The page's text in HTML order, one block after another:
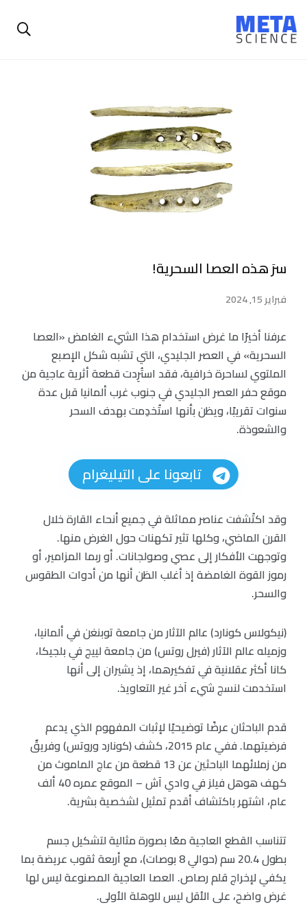
سرَ هذه العصا السحرية!
فبراير 15, 2024
عرفنا أخيرًا ما غرض استخدام هذا الشيء الغامض «العصا
السحرية» في العصر الجليدي، التي تشبه شكل الإصبع
الملتوي لساحرة خرافية، فقد استُرِدت قطعة أثرية عاجية من
موقع حفر العصر الجليدي في جنوب غرب ألمانيا قبل عدة
سنوات تقريبًا، ويظن بأنها استُخدِمت بهدف السحر
والشعوذة.
تابعونا على التيليغرام
وقد اكتُشفت عناصر مماثلة في جميع أنحاء القارة خلال
القرن الماضي، وكلها تثير تكهنات حول الغرض منها.
وتوجهت الأفكار إلى عصي وصولجانات. أو ربما المزامير، أو
رموز القوة الغامضة إذ أغلب الظن أنها من أدوات الطقوس
والسحر.
(نيكولاس كونارد) عالم الآثار من جامعة توبنغن في ألمانيا،
وزميله عالم الآثار (فيرل روتس) من جامعة لييج في بلجيكا،
كانا أكثر عقلانية في تفكيرهما، إذ يشيران إلى أنها
استخدمت لنسج شيء آخر غير التعاويذ.
قدم الباحثان عرضًا توضيحيًا لإثبات المفهوم الذي يدعم
فرضيتهما. ففي عام 2015، كشف (كونارد وروتس) وفريقٌ
من زملائهما الباحثين عن 13 قطعة من عاج الماموث من
كهف هوهل فيلز في وادي آش – الموقع عمره 40 ألف
عام، اشتهر باكتشاف أقدم تمثيل لشخصية بشرية.
تتناسب القطع العاجية معًا بصورة مثالية لتشكيل جسم
بطول 20.4 سم (حوالي 8 بوصات)، مع أربعة ثقوب عريضة بما
يكفي لإخراج قلم رصاص. العصا العاجية المصنوعة ليس لها
غرض واضح، على الأقل ليس للوهلة الأولى.